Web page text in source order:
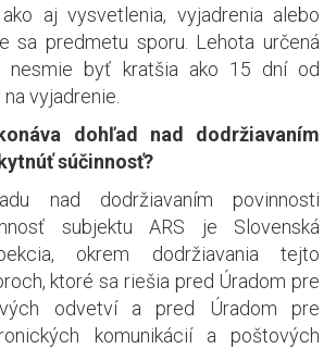
aj vysvetlenia, vyjadrenia alebo
sa predmetu sporu. Lehota určená
nesmie byť kratšia ako 15 dní od
vyjadrenie.
dohľad nad dodržiavaním
súčinnosť?
nad dodržiavaním povinnosti
subjektu ARS je Slovenská
okrem dodržiavania tejto
ktoré sa riešia pred Úradom pre
odvetví a pred Úradom pre
komunikácií a poštových